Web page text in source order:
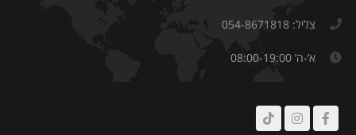
צליל: 054-8671818
א’-ה’ 08:00-19:00